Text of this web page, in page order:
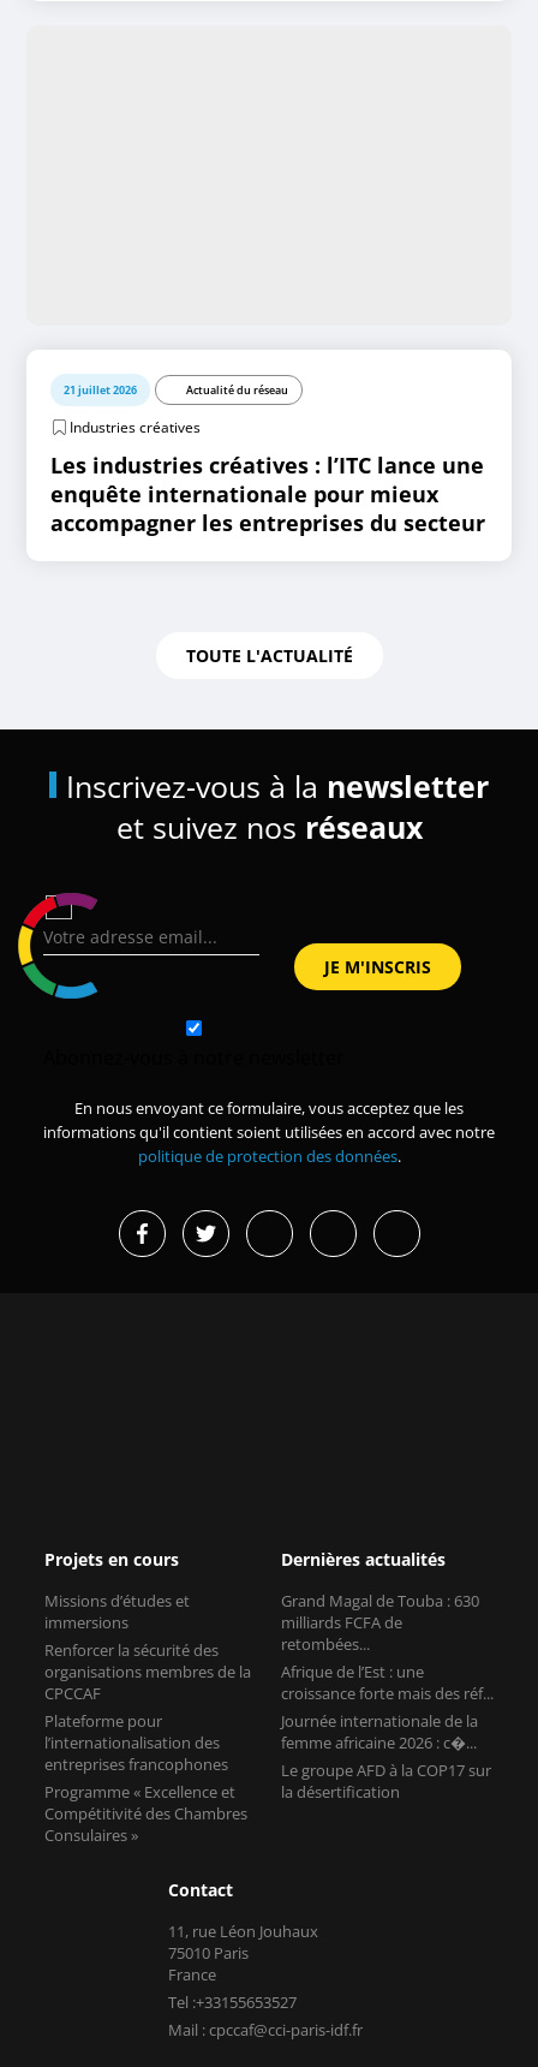
21 juillet 2026 Actualité du réseau
Industries créatives
Les industries créatives : l’ITC lance une
enquête internationale pour mieux
accompagner les entreprises du secteur
TOUTE L'ACTUALITÉ
Inscrivez-vous à la newsletter
et suivez nos réseaux
En nous envoyant ce formulaire, vous acceptez que les
informations qu'il contient soient utilisées en accord avec notre
politique de protection des données.
Projets en cours
Missions d’études et
immersions
Renforcer la sécurité des
organisations membres de la
CPCCAF
Plateforme pour
l’internationalisation des
entreprises francophones
Programme « Excellence et
Compétitivité des Chambres
Consulaires »
Dernières actualités
Grand Magal de Touba : 630
milliards FCFA de
retombées...
Afrique de l’Est : une
croissance forte mais des réf...
Journée internationale de la
femme africaine 2026 : c�...
Le groupe AFD à la COP17 sur
la désertification
Contact
11, rue Léon Jouhaux
75010 Paris
France
Tel :+33155653527
Mail : cpccaf@cci-paris-idf.fr